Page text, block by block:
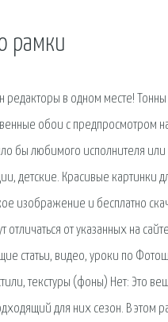
рамки
редакторы в одном месте!
обои с предпросмотром
бы любимого исполнителя или
детские. Красивые
изображение и бесплатно
отличаться от указанных на
статьи, видео, уроки по
текстуры (фоны) Нет: Это
для них сезон. В этом